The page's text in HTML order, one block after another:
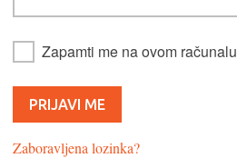
Zapamti me na ovom računalu
Zaboravljena lozinka?